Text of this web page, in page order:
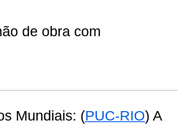
de obra com
Mundiais: (PUC-RIO) A